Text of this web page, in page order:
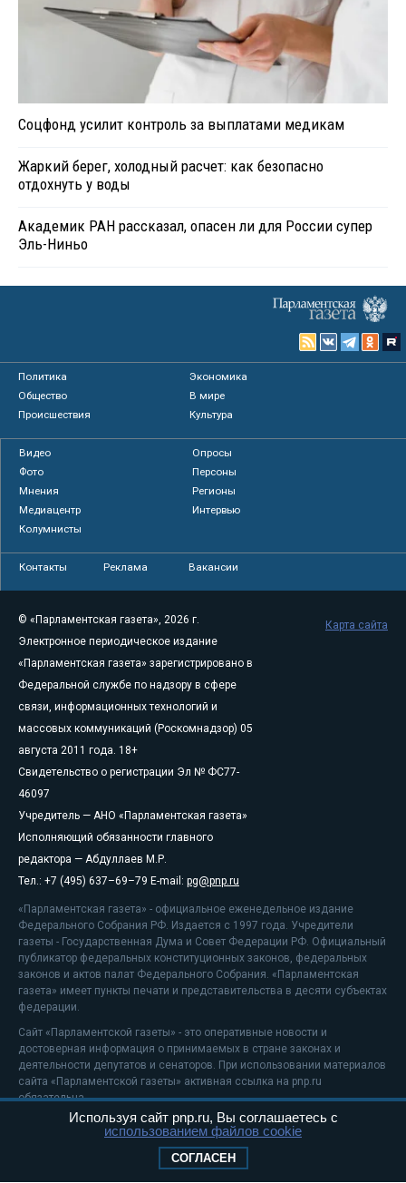
Соцфонд усилит контроль за выплатами медикам
Жаркий берег, холодный расчет: как безопасно
отдохнуть у воды
Академик РАН рассказал, опасен ли для России супер
Эль-Ниньо
Политика
Экономика
Общество
В мире
Происшествия
Культура
Видео
Опросы
Фото
Персоны
Мнения
Регионы
Медиацентр
Интервью
Колумнисты
Контакты Реклама Вакансии
© «Парламентская газета», 2026 г.
Электронное периодическое издание
«Парламентская газета» зарегистрировано в
Федеральной службе по надзору в сфере
связи, информационных технологий и
массовых коммуникаций (Роскомнадзор) 05
августа 2011 года. 18+
Свидетельство о регистрации Эл № ФС77-
46097
Учредитель — АНО «Парламентская газета»
Исполняющий обязанности главного
редактора — Абдуллаев М.Р.
Тел.: +7 (495) 637–69–79 E-mail: pg@pnp.ru
«Парламентская газета» - официальное еженедельное издание
Федерального Собрания РФ. Издается с 1997 года. Учредители
газеты - Государственная Дума и Совет Федерации РФ. Официальный
публикатор федеральных конституционных законов, федеральных
законов и актов палат Федерального Собрания. «Парламентская
газета» имеет пункты печати и представительства в десяти субъектах
федерации.
Сайт «Парламентской газеты» - это оперативные новости и
достоверная информация о принимаемых в стране законах и
деятельности депутатов и сенаторов. При использовании материалов
сайта «Парламентской газеты» активная ссылка на pnp.ru
обязательна.
На информационном ресурсе применяютсярекомендательные
Положение о защите персональных данных
Карта сайта
Используя сайт pnp.ru, Вы соглашаетесь с
использованием файлов cookie
СОГЛАСЕН